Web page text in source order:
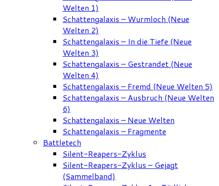
Welten 1)
Schattengalaxis – Wurmloch (Neue
Welten 2)
Schattengalaxis – In die Tiefe (Neue
Welten 3)
Schattengalaxis – Gestrandet (Neue
Welten 4)
Schattengalaxis – Fremd (Neue Welten 5)
Schattengalaxis – Ausbruch (Neue Welten
6)
Schattengalaxis – Neue Welten
Schattengalaxis – Fragmente
Battletech
Silent-Reapers-Zyklus
Silent-Reapers-Zyklus – Gejagt
(Sammelband)